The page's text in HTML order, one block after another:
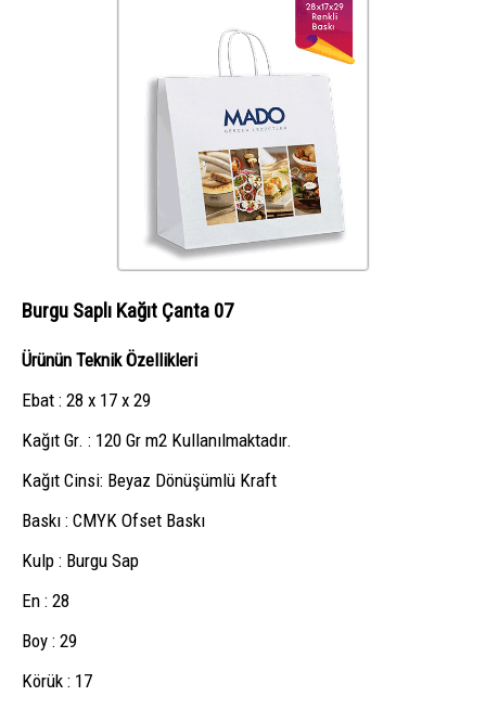
Burgu Saplı Kağıt Çanta 07
Ürünün Teknik Özellikleri
Ebat : 28 x 17 x 29
Kağıt Gr. : 120 Gr m2 Kullanılmaktadır.
Kağıt Cinsi: Beyaz Dönüşümlü Kraft
Baskı : CMYK Ofset Baskı
Kulp : Burgu Sap
En : 28
Boy : 29
Körük : 17